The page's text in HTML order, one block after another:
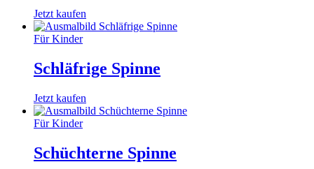
Jetzt kaufen
Für Kinder
Schläfrige Spinne
Jetzt kaufen
Für Kinder
Schüchterne Spinne